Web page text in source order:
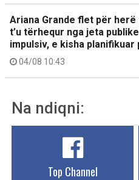
Ariana Grande flet për
t’u tërhequr nga jeta
impulsiv, e kisha planifikuar
04/08 10:43
Na ndiqni:
Top Channel